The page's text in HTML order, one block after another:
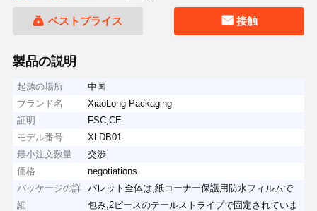
ベストプライス 接触
製品の説明
起源の場所
中国
ブランド名
XiaoLong Packaging
証明
FSC,CE
モデル番号
XLDB01
最小注文数量
交渉
価格
negotiations
パッケージの詳
細
パレット全体は,紙コーナー保護用防水フィルムで
包み,2ピースのテールストライプで固定されていま